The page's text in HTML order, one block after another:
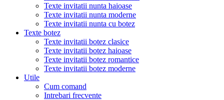
Texte invitatii nunta haioase
Texte invitatii nunta moderne
Texte invitatii nunta cu botez
Texte botez
Texte invitatii botez clasice
Texte invitatii botez haioase
Texte invitatii botez romantice
Texte invitatii botez moderne
Utile
Cum comand
Intrebari frecvente